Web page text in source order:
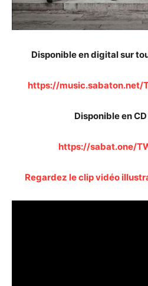
Disponible en digital sur
https://music.sabaton.net/
Disponible en
https://sabat.one/
Regardez le clip vidéo